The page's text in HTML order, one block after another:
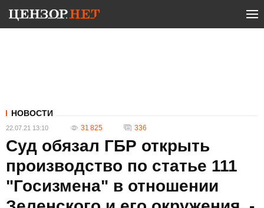
НОВОСТИ
22.07.21 13:10 31 825 336
Суд обязал ГБР открыть
производство по статье 111
"Госизмена" в отношении